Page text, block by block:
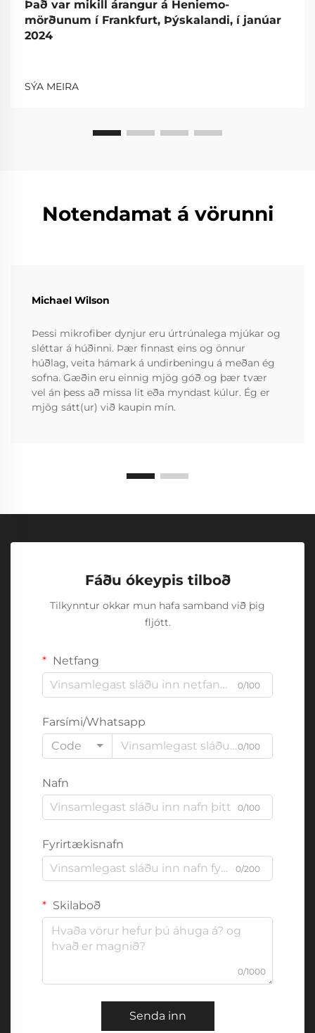
Það var mikill árangur á Heniemo-
mörðunum í Frankfurt, Þýskalandi, í janúar
2024
SÝA MEIRA
Notendamat á vörunni
Michael Wilson
Þessi mikrofiber dynjur eru úrtrúnalega mjúkar og
sléttar á húðinni. Þær finnast eins og önnur
húðlag, veita hámark á undirbeningu á meðan ég
sofna. Gæðin eru einnig mjög góð og þær tvær
vel án þess að missa lit eða myndast kúlur. Ég er
mjög sátt(ur) við kaupin mín.
Fáðu ókeypis tilboð
Tilkynntur okkar mun hafa samband við þig
fljótt.
Netfang
0/100
Farsími/Whatsapp
Code
0/100
Nafn
0/100
Fyrirtækisnafn
0/200
Skilaboð
0/1000
Senda inn